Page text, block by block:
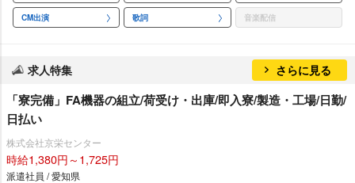
CM出演 歌詞 音楽配信
求人特集 さらに見る
「寮完備」FA機器の組立/荷受け・出庫/即入寮/製造・工場/日勤/
日払い
株式会社京栄センター
時給1,380円～1,725円
派遣社員 / 愛知県